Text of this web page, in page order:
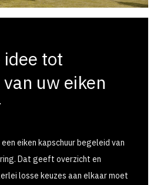
idee tot
uw eiken
eiken kapschuur begeleid van
Dat geeft overzicht en
losse keuzes aan elkaar moet